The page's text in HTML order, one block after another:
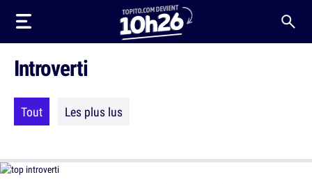
Introverti
Tout Les plus lus